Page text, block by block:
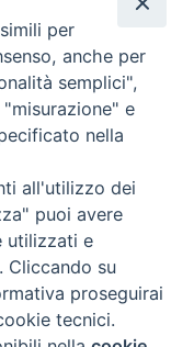
Cookie
per
anche per
semplici",
e
nella
all'utilizzo dei
puoi avere
utilizzati e
Cliccando su
proseguirai
tecnici.